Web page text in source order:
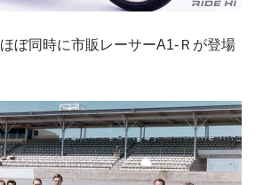
ぼ同時に市販レーサーA1-Ｒが登場